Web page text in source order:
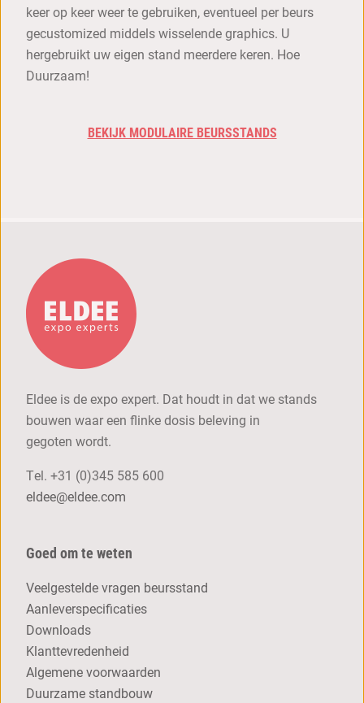
keer op keer weer te gebruiken, eventueel per beurs
gecustomized middels wisselende graphics. U
hergebruikt uw eigen stand meerdere keren. Hoe
Duurzaam!
BEKIJK MODULAIRE BEURSSTANDS
Eldee is de expo expert. Dat houdt in dat we stands
bouwen waar een flinke dosis beleving in
gegoten wordt.
Tel. +31 (0)345 585 600
eldee@eldee.com
Goed om te weten
Veelgestelde vragen beursstand
Aanleverspecificaties
Downloads
Klanttevredenheid
Algemene voorwaarden
Duurzame standbouw